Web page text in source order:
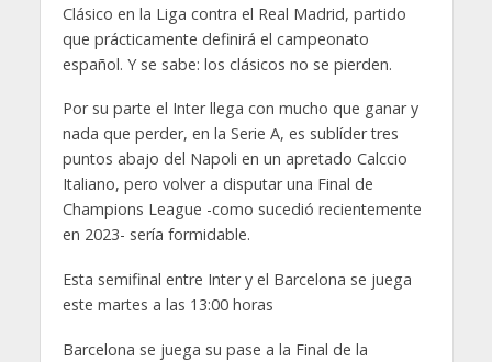
Clásico en la Liga contra el Real Madrid, partido
que prácticamente definirá el campeonato
español. Y se sabe: los clásicos no se pierden.
Por su parte el Inter llega con mucho que ganar y
nada que perder, en la Serie A, es sublíder tres
puntos abajo del Napoli en un apretado Calccio
Italiano, pero volver a disputar una Final de
Champions League -como sucedió recientemente
en 2023- sería formidable.
Esta semifinal entre Inter y el Barcelona se juega
este martes a las 13:00 horas
Barcelona se juega su pase a la Final de la